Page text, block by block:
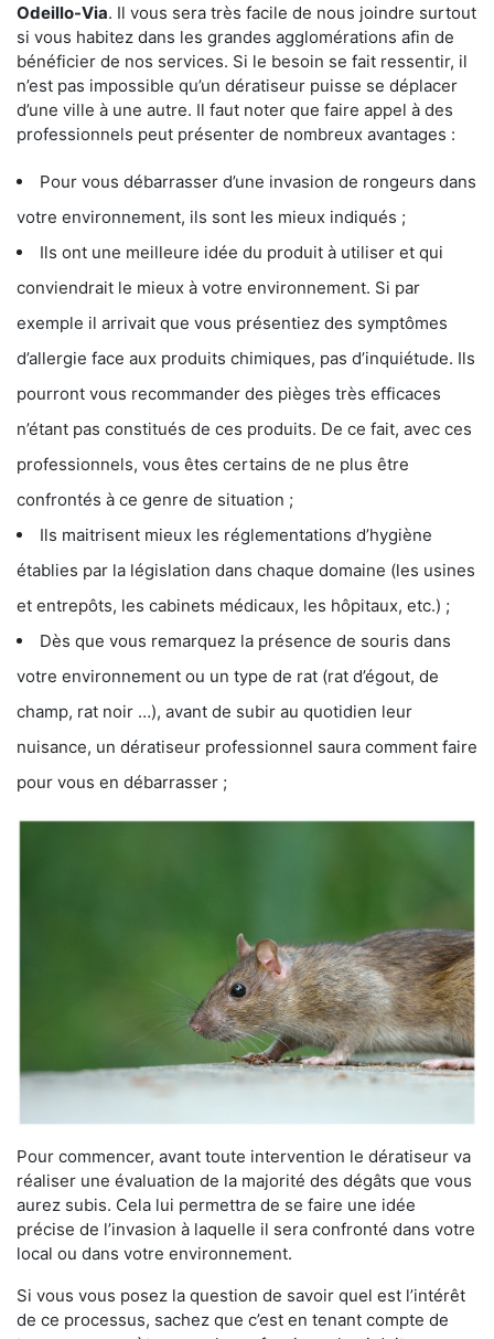
Odeillo-Via. Il vous sera très facile de nous joindre surtout
si vous habitez dans les grandes agglomérations afin de
bénéficier de nos services. Si le besoin se fait ressentir, il
n’est pas impossible qu’un dératiseur puisse se déplacer
d’une ville à une autre. Il faut noter que faire appel à des
professionnels peut présenter de nombreux avantages :
Pour vous débarrasser d’une invasion de rongeurs dans
votre environnement, ils sont les mieux indiqués ;
Ils ont une meilleure idée du produit à utiliser et qui
conviendrait le mieux à votre environnement. Si par
exemple il arrivait que vous présentiez des symptômes
d’allergie face aux produits chimiques, pas d’inquiétude. Ils
pourront vous recommander des pièges très efficaces
n’étant pas constitués de ces produits. De ce fait, avec ces
professionnels, vous êtes certains de ne plus être
confrontés à ce genre de situation ;
Ils maitrisent mieux les réglementations d’hygiène
établies par la législation dans chaque domaine (les usines
et entrepôts, les cabinets médicaux, les hôpitaux, etc.) ;
Dès que vous remarquez la présence de souris dans
votre environnement ou un type de rat (rat d’égout, de
champ, rat noir …), avant de subir au quotidien leur
nuisance, un dératiseur professionnel saura comment faire
pour vous en débarrasser ;
Pour commencer, avant toute intervention le dératiseur va
réaliser une évaluation de la majorité des dégâts que vous
aurez subis. Cela lui permettra de se faire une idée
précise de l’invasion à laquelle il sera confronté dans votre
local ou dans votre environnement.
Si vous vous posez la question de savoir quel est l’intérêt
de ce processus, sachez que c’est en tenant compte de